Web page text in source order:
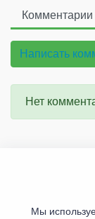
Комментарии
Написать
Нет
Мы